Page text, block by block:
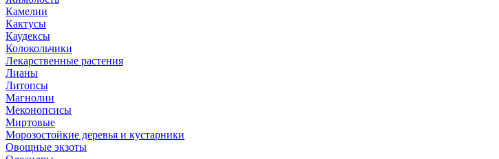
Камелии
Кактусы
Каудексы
Колокольчики
Лекарственные растения
Лианы
Литопсы
Магнолии
Меконопсисы
Миртовые
Морозостойкие деревья и кустарники
Овощные экзоты